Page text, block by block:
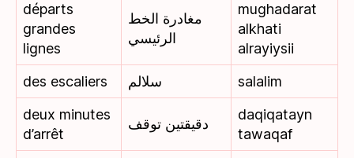
départs
grandes
lignes
مغادرة الخط
الرئيسي
mughadarat
alkhati
alrayiysii
des escaliers
سلالم
salalim
deux minutes
d’arrêt
دقيقتين توقف
daqiqatayn
tawaqaf